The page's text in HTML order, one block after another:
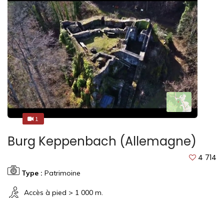
11
Burg Keppenbach (Allemagne)
4 714
Type : Patrimoine
Accès à pied > 1 000 m.